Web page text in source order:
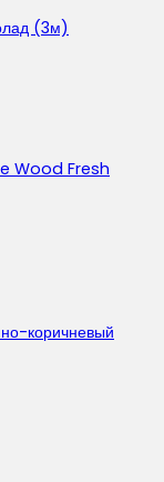
(3м)
Wood Fresh
коричневый